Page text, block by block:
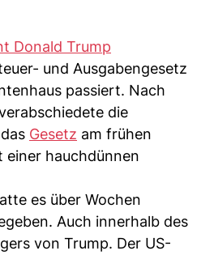
Donald Trump
und Ausgabengesetz
passiert. Nach
die
Gesetz am frühen
hauchdünnen
es über Wochen
Auch innerhalb des
von Trump. Der US-